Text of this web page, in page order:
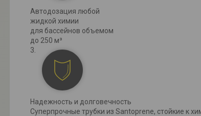
Автодозация любой
жидкой химии
для бассейнов объемом
до 250 м³
Надежность и долговечность
Суперпрочные трубки из Santoprene, стойкие к